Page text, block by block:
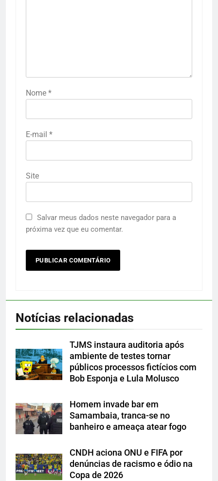
Nome *
E-mail *
Site
Salvar meus dados neste navegador para a
próxima vez que eu comentar.
Notícias relacionadas
TJMS instaura auditoria após
ambiente de testes tornar
públicos processos fictícios com
Bob Esponja e Lula Molusco
Homem invade bar em
Samambaia, tranca-se no
banheiro e ameaça atear fogo
CNDH aciona ONU e FIFA por
denúncias de racismo e ódio na
Copa de 2026